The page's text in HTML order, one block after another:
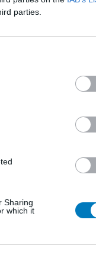
parties.
Sharing
which it